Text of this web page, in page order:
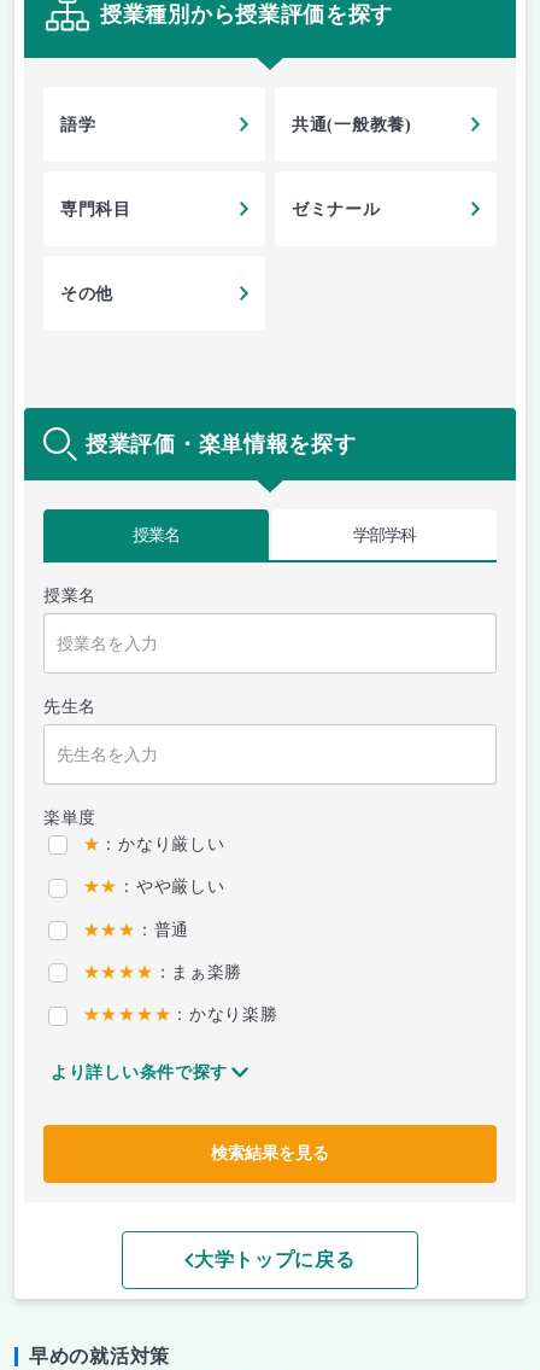
授業種別から授業評価を探す
語学 共通(一般教養)
専門科目 ゼミナール
その他
授業評価・楽単情報を探す
授業名 学部学科
授業名
先生名
楽単度
★ ：かなり厳しい
★★ ：やや厳しい
★★★ ：普通
★★★★ ：まぁ楽勝
★★★★★ ：かなり楽勝
より詳しい条件で探す
検索結果を見る
大学トップに戻る
早めの就活対策